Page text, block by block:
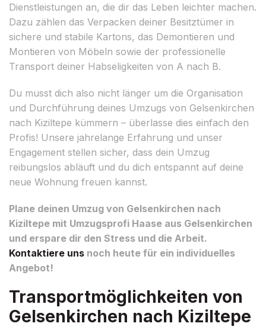
Dienstleistungen an, die dir das Leben leichter machen.
Dazu zählen das Verpacken deiner Besitztümer in
sichere und stabile Kartons, das Demontieren und
Montieren von Möbeln sowie der professionelle
Transport deiner Habseligkeiten von A nach B.
Du musst dich also nicht länger um die Organisation
und Durchführung deines Umzugs von Gelsenkirchen
nach Kiziltepe kümmern – überlasse dies einfach den
Profis! Unsere jahrelange Erfahrung und unser
Engagement stellen sicher, dass dein Umzug
reibungslos abläuft und du dich entspannt auf deine
neue Wohnung freuen kannst.
Plane deinen Umzug von Gelsenkirchen nach
Kiziltepe mit Umzugsprofi Haase aus Gelsenkirchen
und erspare dir den Stress und die Arbeit.
Kontaktiere uns noch heute für ein individuelles
Angebot!
Transportmöglichkeiten von
Gelsenkirchen nach Kiziltepe